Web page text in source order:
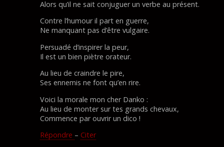
Alors qu’il ne sait conjuguer un verbe au présent.
Contre l’humour il part en guerre,
Ne manquant pas d’être vulgaire.
Persuadé d’inspirer la peur,
Il est un bien piètre orateur.
Au lieu de craindre le pire,
Ses ennemis ne font qu’en rire.
Voici la morale mon cher Danko :
Au lieu de monter sur tes grands chevaux,
Commence par ouvrir un dico !
Répondre – Citer